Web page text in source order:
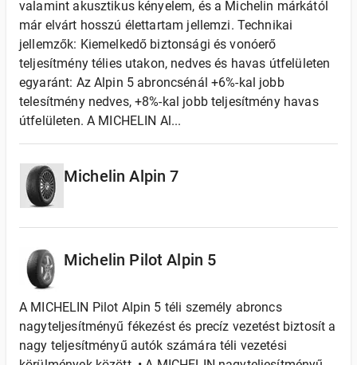
valamint akusztikus kényelem, és a Michelin márkától
már elvárt hosszú élettartam jellemzi. Technikai
jellemzők: Kiemelkedő biztonsági és vonóerő
teljesítmény télies utakon, nedves és havas útfelületen
egyaránt: Az Alpin 5 abroncsénál +6%-kal jobb
telesítmény nedves, +8%-kal jobb teljesítmény havas
útfelületen. A MICHELIN Al...
Michelin Alpin 7
Michelin Pilot Alpin 5
A MICHELIN Pilot Alpin 5 téli személy abroncs
nagyteljesítményű fékezést és precíz vezetést biztosít a
nagy teljesítményű autók számára téli vezetési